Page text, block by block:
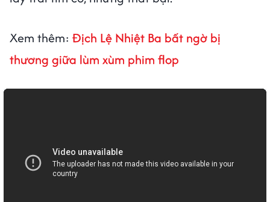
Xem thêm: Địch Lệ Nhiệt Ba bất ngờ bị
thương giữa lùm xùm phim flop